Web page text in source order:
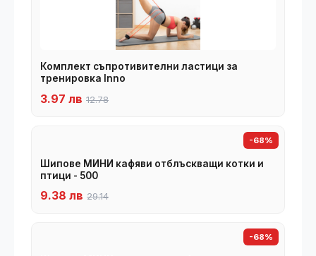
Комплект съпротивителни ластици за
тренировка Inno
3.97 лв 12.78
-68%
Шипове МИНИ кафяви отблъскващи котки и
птици - 500
9.38 лв 29.14
-68%